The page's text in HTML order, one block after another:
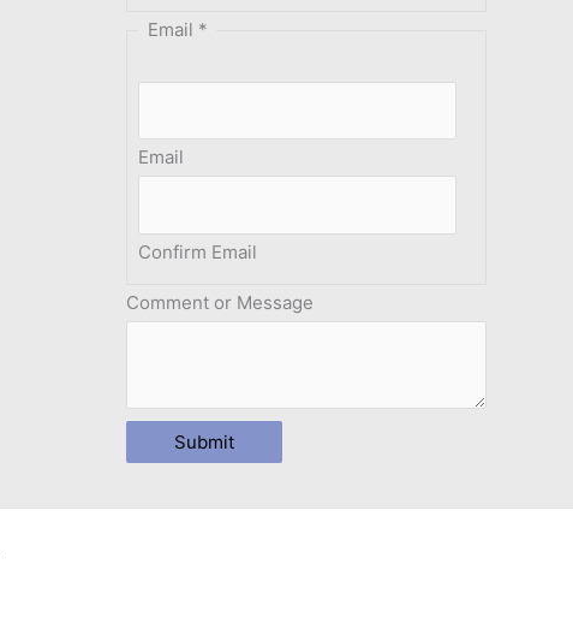
Email *
Email
Confirm Email
Comment or Message
Submit